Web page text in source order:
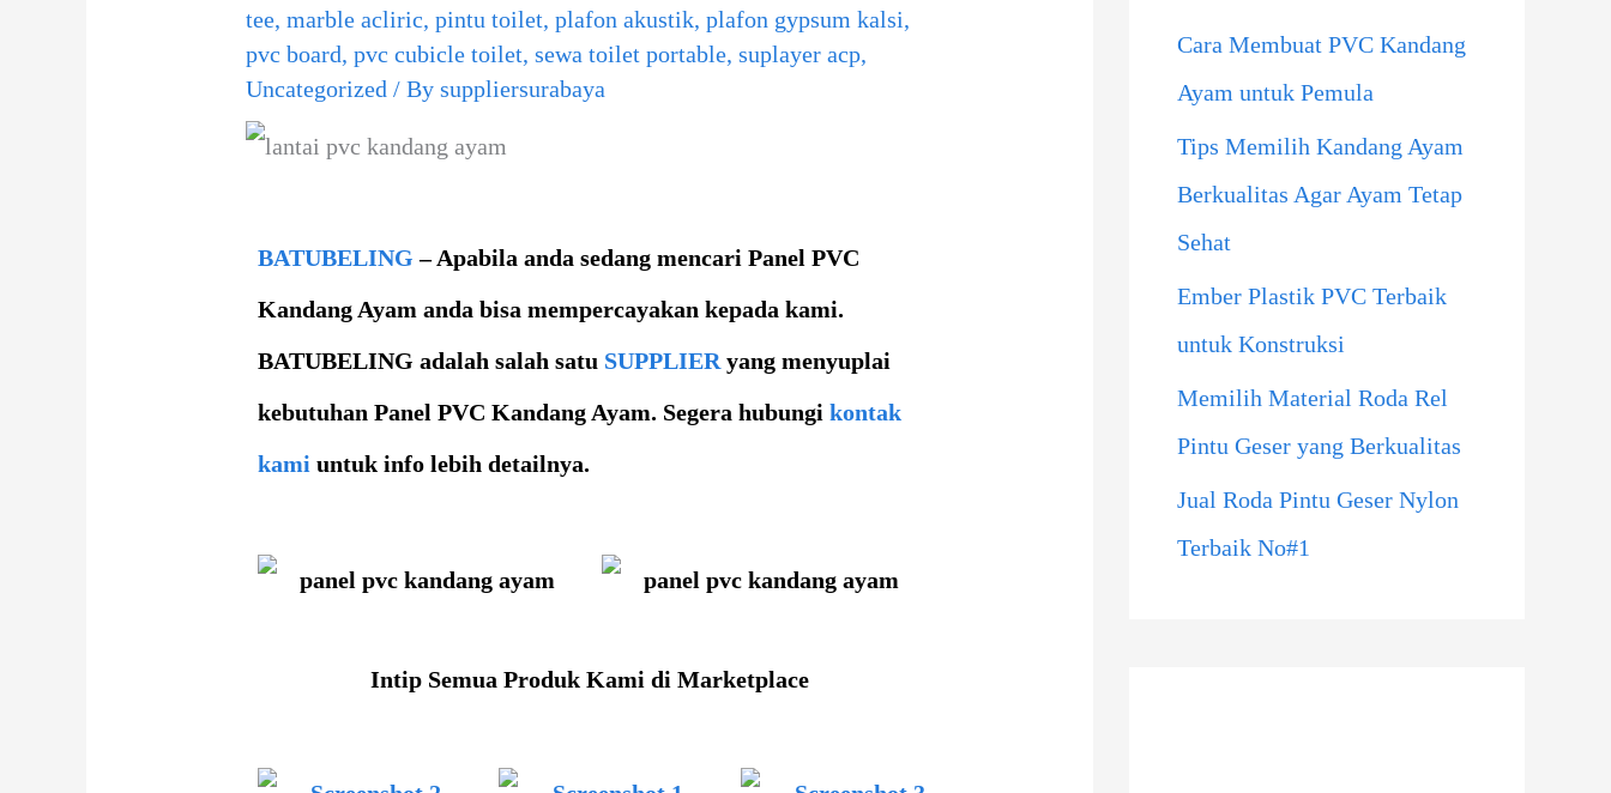
tee,marble acliric,pintu toilet,plafon akustik,plafon gypsum kalsi,
pvc board,pvc cubicle toilet,sewa toilet portable,suplayer acp,
Uncategorized / Bysuppliersurabaya
BATUBELING– Apabila anda sedang mencari Panel PVC
Kandang Ayam anda bisa mempercayakan kepada kami.
BATUBELING adalah salah satu SUPPLIERyang menyuplai
kebutuhanPanel PVC Kandang Ayam. Segera hubungikontak
kami untuk info lebih detailnya.
Intip Semua Produk Kami di Marketplace
f
o
r
:
Cara Membuat PVC Kandang
Ayam untuk Pemula
Tips Memilih Kandang Ayam
Berkualitas Agar Ayam Tetap
Sehat
Ember Plastik PVC Terbaik
untuk Konstruksi
Memilih Material Roda Rel
Pintu Geser yang Berkualitas
Jual Roda Pintu Geser Nylon
Terbaik No#1